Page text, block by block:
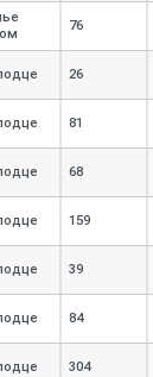
76
26
81
68
159
39
84
304